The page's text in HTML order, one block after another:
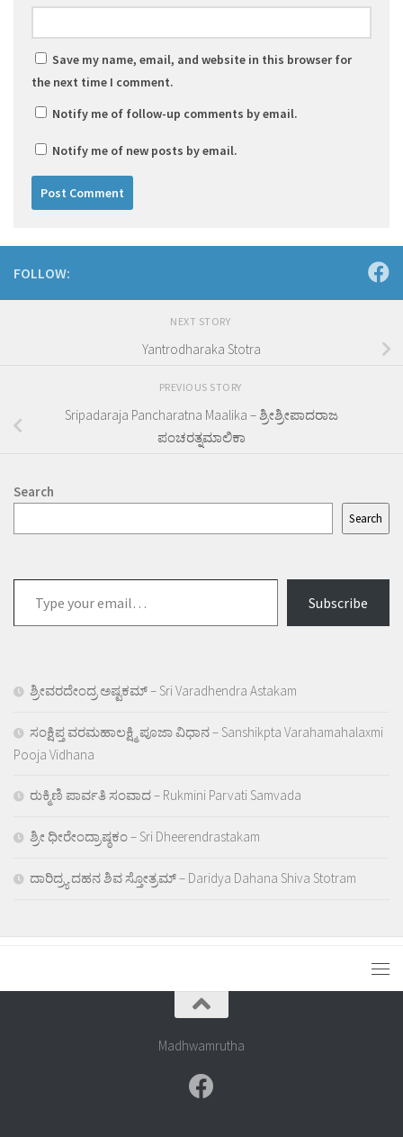
Save my name, email, and website in this browser for
the next time I comment.
Notify me of follow-up comments by email.
Notify me of new posts by email.
FOLLOW:
NEXT STORY
Yantrodharaka Stotra
PREVIOUS STORY
Sripadaraja Pancharatna Maalika – ಶ್ರೀಶ್ರೀಪಾದರಾಜ
ಪಂಚರತ್ನಮಾಲಿಕಾ
Search
Search
your
email…
Subscribe
ಶ್ರೀವರದೇಂದ್ರ ಅಷ್ಟಕಮ್ – Sri Varadhendra Astakam
ಸಂಕ್ಷಿಪ್ತ ವರಮಹಾಲಕ್ಷ್ಮಿ ಪೂಜಾ ವಿಧಾನ – Sanshikpta Varahamahalaxmi
Pooja Vidhana
ರುಕ್ಮಿಣಿ ಪಾರ್ವತಿ ಸಂವಾದ – Rukmini Parvati Samvada
ಶ್ರೀ ಧೀರೇಂದ್ರಾಷ್ಠಕಂ – Sri Dheerendrastakam
ದಾರಿದ್ರ್ಯ ದಹನ ಶಿವ ಸ್ತೋತ್ರಮ್ – Daridya Dahana Shiva Stotram
Madhwamrutha